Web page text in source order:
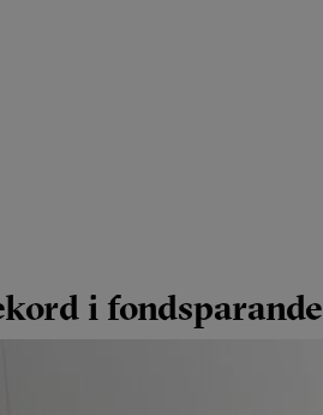
i fondsparande